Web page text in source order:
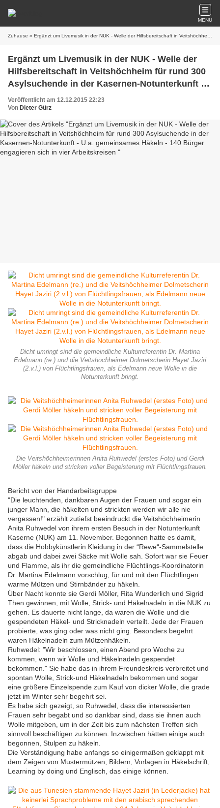
MENU
Zuhause » Ergänzt um Livemusik in der NUK - Welle der Hilfsbereitschaft in Veitshöchheim für rund 300 Asylsuchende in der Kasernen-Notunterkunft - U.a. gemeinsames Häkeln - 140 Bürger engagieren sich in vier Arbeitskreisen
Ergänzt um Livemusik in der NUK - Welle der
Hilfsbereitschaft in Veitshöchheim für rund 300
Asylsuchende in der Kasernen-Notunterkunft -
U.a. gemeinsames Häkeln - 140 Bürger
engagieren sich in vier Arbeitskreisen
Veröffentlicht am 12.12.2015 22:23
Von Dieter Gürz
Dicht umringt sind die gemeindliche Kulturreferentin Dr. Martina
Edelmann (re.) und die Veitshöchheimer Dolmetscherin Hayet Jaziri
(2.v.l.) von Flüchtlingsfrauen, als Edelmann neue Wolle in die
Notunterkunft bringt.
Die Veitshöchheimerinnen Anita Ruhwedel (erstes Foto) und Gerdi
Möller häkeln und stricken voller Begeisterung mit Flüchtlingsfrauen.
Bericht von der Handarbeitsgruppe
"Die leuchtenden, dankbaren Augen der Frauen und sogar ein
junger Mann, die häkelten und strickten werden wir alle nie
vergessen!" erzählt zutiefst beeindruckt die Veitshöchheimerin
Anita Ruhwedel von ihrem ersten Besuch in der Notunterkunft
Kaserne (NUK) am 11. November. Begonnen hatte es damit,
dass die Hobbykünstlerin Kleidung in der “Rewe“-Sammelstelle
abgab und dabei zwei Säcke mit Wolle sah. Sofort war sie Feuer
und Flamme, als ihr die gemeindliche Flüchtlings-Koordinatorin
Dr. Martina Edelmann vorschlug, für und mit den Flüchtlingen
warme Mützen und Stirnbänder zu häkeln.
Über Nacht konnte sie Gerdi Möller, Rita Wunderlich und Sigrid
Then gewinnen, mit Wolle, Strick- und Häkelnadeln in die NUK zu
gehen. Es dauerte nicht lange, da waren die Wolle und die
gespendeten Häkel- und Stricknadeln verteilt. Jede der Frauen
probierte, was ging oder was nicht ging. Besonders begehrt
waren Häkelnadeln zum Mützenhäkeln.
Ruhwedel: "Wir beschlossen, einen Abend pro Woche zu
kommen, wenn wir Wolle und Häkelnadeln gespendet
bekommen." Sie habe das in ihrem Freundeskreis verbreitet und
spontan Wolle, Strick-und Häkelnadeln bekommen und sogar
eine größere Einzelspende zum Kauf von dicker Wolle, die grade
jetzt im Winter sehr begehrt sei.
Es habe sich gezeigt, so Ruhwedel, dass die interessierten
Frauen sehr begabt und so dankbar sind, dass sie ihnen auch
Wolle mitgeben, um in der Zeit bis zum nächsten Treffen sich
sinnvoll beschäftigen zu können. Inzwischen hätten einige auch
begonnen, Stulpen zu häkeln.
Die Verständigung habe anfangs so einigermaßen geklappt mit
dem Zeigen von Mustermützen, Bildern, Vorlagen in Häkelschrift,
Learning by doing und Englisch, das einige können.